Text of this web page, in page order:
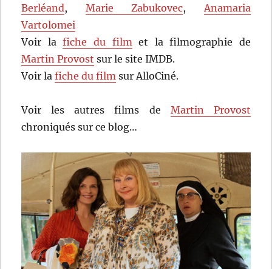
Berléand, Marie Zabukovec, Anamaria
Vartolomei
Voir lafiche du film et la filmographie de
Martin Provost sur le site IMDB.
Voir lafiche du film sur AlloCiné.
Voir les autres films de Martin Provost
chroniqués sur ce blog…